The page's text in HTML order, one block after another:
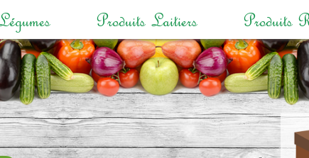
Produits Laitiers Produits